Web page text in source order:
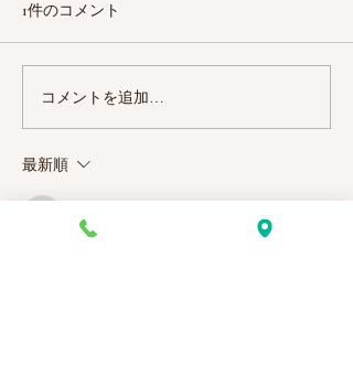
1件のコメント
コメントを追加…
最新順
2023年6月06日